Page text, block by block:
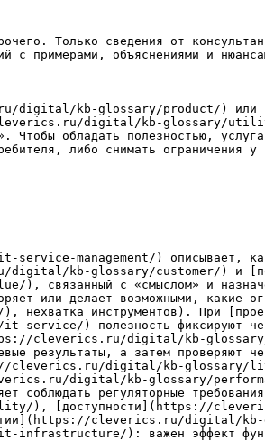
Только сведения от
с примерами, объяснениями и
digital/kb-glossary/product/)
digital/kb-glossary/
обладать полезностью,
либо снимать ограничения у
management/) описывает,
digital/kb-glossary/customer/)
связанный с «смыслом» и
или делает возможными, какие
инструментов). При
) полезность фиксируют
cleverics.ru/digital/kb-glossary/
а затем
digital/kb-glossary/live/)
digital/kb-glossary/
регуляторные
), [доступности](https://
cleverics.ru/digital/
): важен эффект